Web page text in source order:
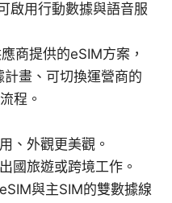
啟用行動數據與語音服
商提供的eSIM方案，
畫、可切換運營商的
程。
、外觀更美觀。
國旅遊或跨境工作。
與主SIM的雙數據線